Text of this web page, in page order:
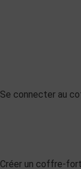
Se connecter au
Créer un coffre-fort